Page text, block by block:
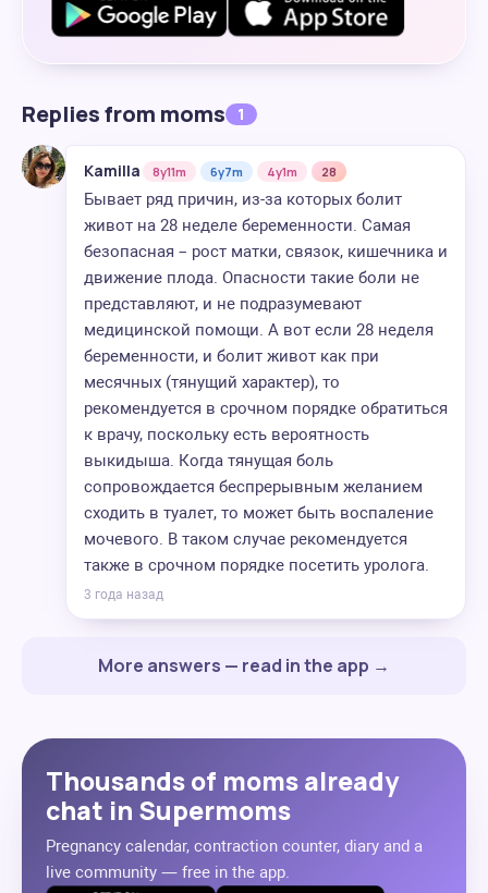
Replies from moms 1
Kamilla 8y11m 6y7m 4y1m 28
Бывает ряд причин, из-за которых болит
живот на 28 неделе беременности. Самая
безопасная – рост матки, связок, кишечника и
движение плода. Опасности такие боли не
представляют, и не подразумевают
медицинской помощи. А вот если 28 неделя
беременности, и болит живот как при
месячных (тянущий характер), то
рекомендуется в срочном порядке обратиться
к врачу, поскольку есть вероятность
выкидыша. Когда тянущая боль
сопровождается беспрерывным желанием
сходить в туалет, то может быть воспаление
мочевого. В таком случае рекомендуется
также в срочном порядке посетить уролога.
3 года назад
More answers — read in the app →
Thousands of moms already
chat in Supermoms
Pregnancy calendar, contraction counter, diary and a
live community — free in the app.